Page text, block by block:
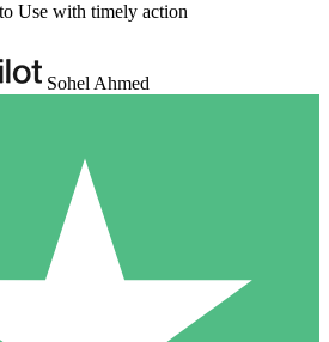
Use with timely action
Sohel Ahmed